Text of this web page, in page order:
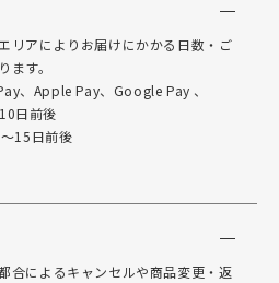
リアによりお届けにかかる日数・ご
す。
、Apple Pay、Google Pay 、
日前後
15日前後
合によるキャンセルや商品変更・返